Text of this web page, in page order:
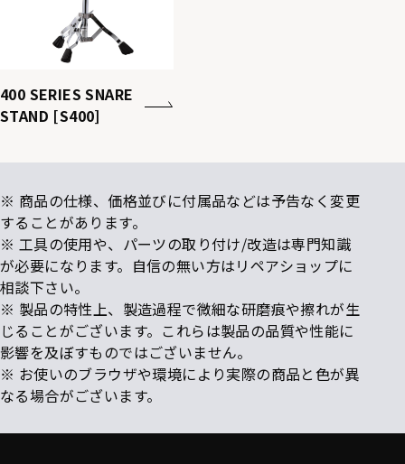
400 SERIES SNARE
STAND [S400]
※ 商品の仕様、価格並びに付属品などは予告なく変更
することがあります。
※ 工具の使用や、パーツの取り付け/改造は専門知識
が必要になります。自信の無い方はリペアショップに
相談下さい。
※ 製品の特性上、製造過程で微細な研磨痕や擦れが生
じることがございます。これらは製品の品質や性能に
影響を及ぼすものではございません。
※ お使いのブラウザや環境により実際の商品と色が異
なる場合がございます。